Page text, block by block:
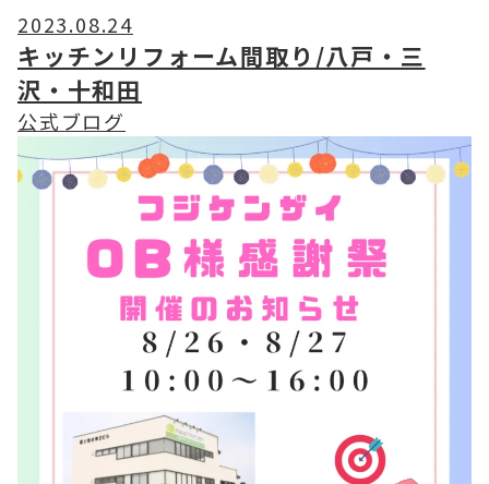
2023.08.24
キッチンリフォーム間取り/八戸・三
沢・十和田
公式ブログ